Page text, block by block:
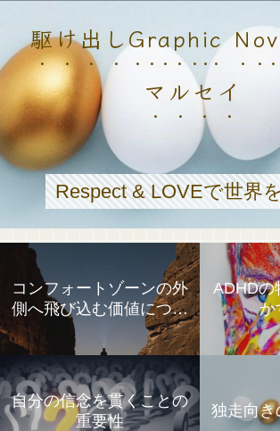
駆け出しGraphic
マルセイ
Respect & LOVEで世界
コンフォートゾーンの外
側へ飛び込む価値につい
ADHDの
か
自分の信念を貫くことの
重要性
独走向き